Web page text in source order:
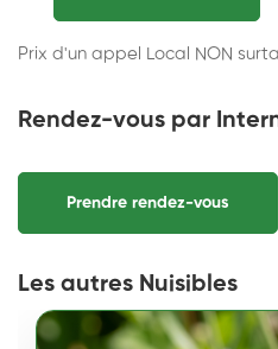
Prix d'un appel Local NON
Rendez-vous par
Prendre rendez-vous
Les autres Nuisibles